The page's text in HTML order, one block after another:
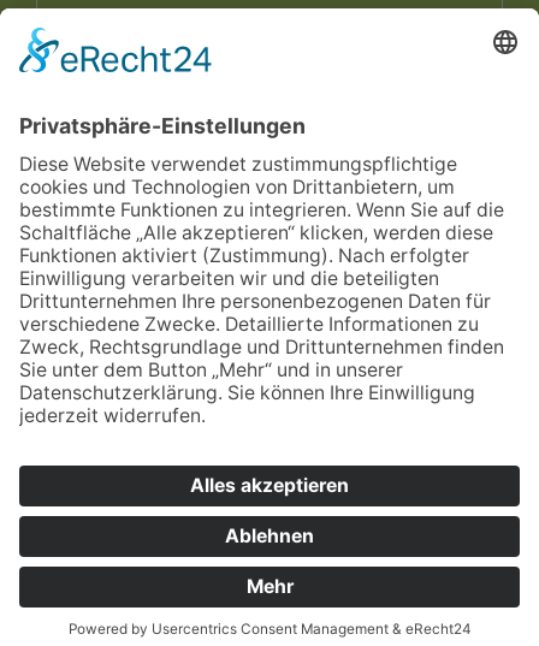
Kenntnis genommen und bin damit
einverstanden, dass die von mir angegebenen
Daten elektronisch erhoben und gespeichert
werden. Meine Daten werden dabei nur streng
zweckgebunden zur Bearbeitung und
Beantwortung meiner Anfrage genutzt. Sie
können sich auch direkt per Mail an unsere
Lehrkräfte wenden:
Vornamen.Nachname@bsz2.de (Beispiel:
Namen finden Sie unter "Lehrkräfte".
* Pflichtfelder